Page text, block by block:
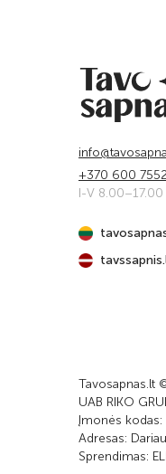
+370 600
I-V 8.00–17.00
Tavosapnas.lt
UAB RIKO
Įmonės
Adresas:
Sprendimas: